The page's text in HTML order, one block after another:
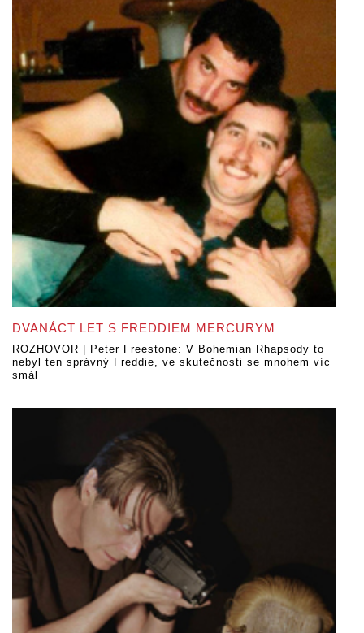
DVANÁCT LET S FREDDIEM MERCURYM
ROZHOVOR | Peter Freestone: V Bohemian Rhapsody to
nebyl ten správný Freddie, ve skutečnosti se mnohem víc
smál